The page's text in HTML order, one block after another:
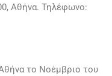
Αθήνα. Τηλέφωνο:
το Νοέμβριο του